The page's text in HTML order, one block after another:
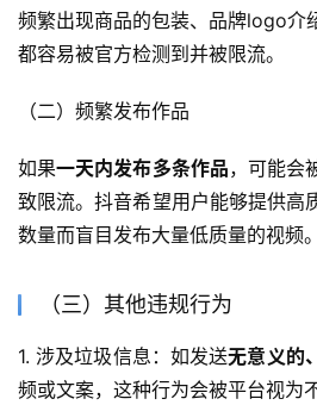
频繁出现商品的包装、品牌logo介
都容易被官方检测到并被限流。
（二）频繁发布作品
如果一天内发布多条作品，可能会
致限流。抖音希望用户能够提供高
数量而盲目发布大量低质量的视频。
（三）其他违规行为
1. 涉及垃圾信息：如发送无意义的
频或文案，这种行为会被平台视为